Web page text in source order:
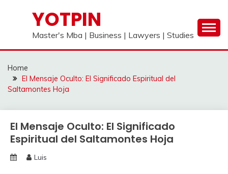
YOTPIN
Master's Mba | Business | Lawyers | Studies
Home
El Mensaje Oculto: El Significado Espiritual del
Saltamontes Hoja
El Mensaje Oculto: El Significado
Espiritual del Saltamontes Hoja
Luis